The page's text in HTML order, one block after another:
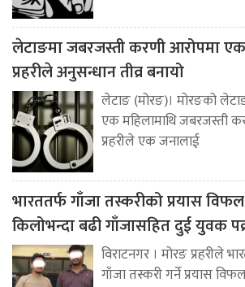
लेटाङमा जबरजस्ती करणी आरोपमा एक
प्रहरीले अनुसन्धान तीव्र बनायो
लेटाङ (मोरङ)। मोरङको
एक महिलामाथि जबरजस्ती
प्रहरीले एक जनालाई
भारततर्फ गाँजा तस्करीको प्रयास
किलोभन्दा बढी गाँजासहित दुई युवक
विराटनगर । मोरङ प्रहरीले
गाँजा तस्करी गर्ने प्रयास